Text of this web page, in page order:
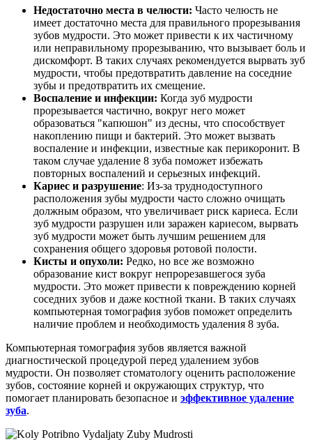
Недостаточно места в челюсти: Часто челюсть не
имеет достаточно места для правильного прорезывания
зубов мудрости. Это может привести к их частичному
или неправильному прорезыванию, что вызывает боль и
дискомфорт. В таких случаях рекомендуется вырвать зуб
мудрости, чтобы предотвратить давление на соседние
зубы и предотвратить их смещение.
Воспаление и инфекции: Когда зуб мудрости
прорезывается частично, вокруг него может
образоваться "капюшон" из десны, что способствует
накоплению пищи и бактерий. Это может вызвать
воспаление и инфекции, известные как перикоронит. В
таком случае удаление 8 зуба поможет избежать
повторных воспалений и серьезных инфекций.
Кариес и разрушение: Из-за труднодоступного
расположения зубы мудрости часто сложно очищать
должным образом, что увеличивает риск кариеса. Если
зуб мудрости разрушен или заражен кариесом, вырвать
зуб мудрости может быть лучшим решением для
сохранения общего здоровья ротовой полости.
Кисты и опухоли: Редко, но все же возможно
образование кист вокруг непрорезавшегося зуба
мудрости. Это может привести к повреждению корней
соседних зубов и даже костной ткани. В таких случаях
компьютерная томография зубов поможет определить
наличие проблем и необходимость удаления 8 зуба.
Компьютерная томография зубов является важной
диагностической процедурой перед удалением зубов
мудрости. Он позволяет стоматологу оценить расположение
зубов, состояние корней и окружающих структур, что
помогает планировать безопасное и эффективное удаление
зуба.